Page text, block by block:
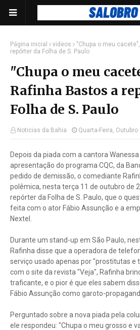
Página inicial videos
"Chupa o meu
repórter da Folha de S. Paulo
"Chupa o meu
Rafinha Bastos a
Folha de S. Paulo
Noticias da Bahia Quarta-Feira, Outubro
Depois da piada com a cantora
apresentação do programa CQC, da
pedido de demissão, o comediante
polêmica, nesta terça 11 de outubro de
repórter da Folha de S. Paulo, que o
feita com o ator Fábio Assunção e a
Nextel.
Durante um stand-up em São Paulo,
Rafinha disse que a operadora de
serviço usado apenas por "prostitutas e
com o site da revista "Veja", Rafinha
traficante, e o pior é que eles sabem
Fábio Assunção como garoto-
Perguntado sobre a nova piada pela
ele respondeu: "Chupa o meu grosso e